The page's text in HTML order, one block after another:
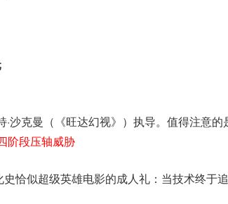
·沙克曼（《旺达幻视》）执导。值得注意
阶段压轴威胁
恰似超级英雄电影的成人礼：当技术终于